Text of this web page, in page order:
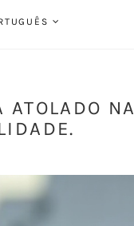
ATOLADO NA